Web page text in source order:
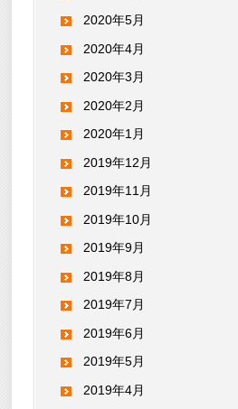
2020年5月
2020年4月
2020年3月
2020年2月
2020年1月
2019年12月
2019年11月
2019年10月
2019年9月
2019年8月
2019年7月
2019年6月
2019年5月
2019年4月